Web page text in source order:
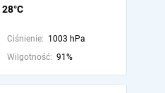
28°C
Ciśnienie: 1003 hPa
Wilgotność: 91%